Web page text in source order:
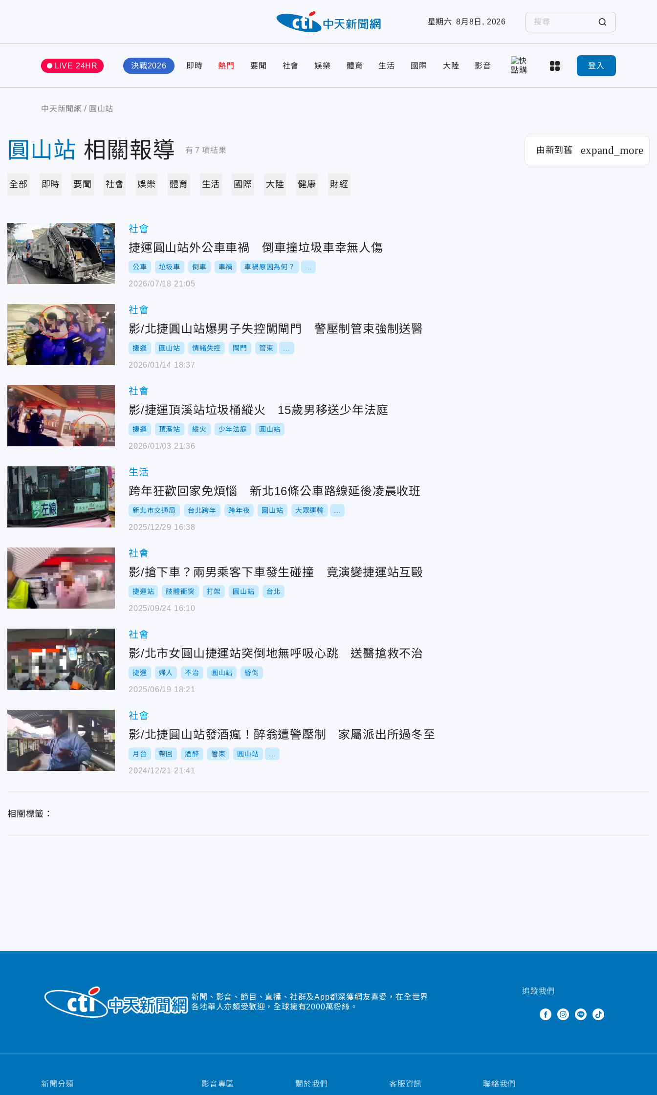
星期六 8月8日, 2026
LIVE 24HR 決戰2026 即時 熱門 要聞 社會 娛樂 體育 生活 國際 大陸 影音 登入
中天新聞網 圓山站
圓山站 相關報導 有 7 項結果 由新到舊 expand_more
全部 即時 要聞 社會 娛樂 體育 生活 國際 大陸 健康 財經
社會
捷運圓山站外公車車禍 倒車撞垃圾車幸無人傷
公車 垃圾車 倒車 車禍 車禍原因為何？
2026/07/18 21:05
社會
影/北捷圓山站爆男子失控闖閘門 警壓制管束強制送醫
捷運 圓山站 情緒失控 閘門 管束
2026/01/14 18:37
社會
影/捷運頂溪站垃圾桶縱火 15歲男移送少年法庭
捷運 頂溪站 縱火 少年法庭 圓山站
2026/01/03 21:36
生活
跨年狂歡回家免煩惱 新北16條公車路線延後凌晨收班
新北市交通局 台北跨年 跨年夜 圓山站 大眾運輸
2025/12/29 16:38
社會
影/搶下車？兩男乘客下車發生碰撞 竟演變捷運站互毆
捷運站 肢體衝突 打架 圓山站 台北
2025/09/24 16:10
社會
影/北市女圓山捷運站突倒地無呼吸心跳 送醫搶救不治
捷運 婦人 不治 圓山站 昏倒
2025/06/19 18:21
社會
影/北捷圓山站發酒瘋！醉翁遭警壓制 家屬派出所過冬至
月台 帶回 酒醉 管束 圓山站
2024/12/21 21:41
相關標籤：
新聞、影音、節目、直播、社群及App都深獲網友喜愛，在全世界
各地華人亦頗受歡迎，全球擁有2000萬粉絲。
追蹤我們
新聞分類 影音專區 關於我們 客服資訊 聯絡我們